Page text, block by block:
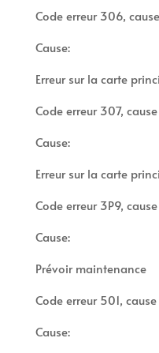
Code erreur 306,
Cause:
Erreur sur la carte
Code erreur 307,
Cause:
Erreur sur la carte
Code erreur 3P9,
Cause:
Prévoir maintenance
Code erreur 501,
Cause: